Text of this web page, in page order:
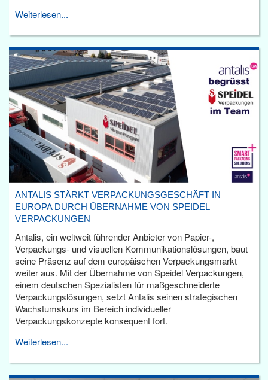
Weiterlesen...
ANTALIS STÄRKT VERPACKUNGSGESCHÄFT IN
EUROPA DURCH ÜBERNAHME VON SPEIDEL
VERPACKUNGEN
Antalis, ein weltweit führender Anbieter von Papier-,
Verpackungs- und visuellen Kommunikationslösungen, baut
seine Präsenz auf dem europäischen Verpackungsmarkt
weiter aus. Mit der Übernahme von Speidel Verpackungen,
einem deutschen Spezialisten für maßgeschneiderte
Verpackungslösungen, setzt Antalis seinen strategischen
Wachstumskurs im Bereich individueller
Verpackungskonzepte konsequent fort.
Weiterlesen...